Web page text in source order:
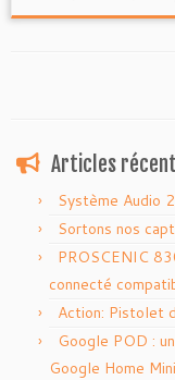
Articles
Système Audio
Sortons nos
PROSCENIC
connecté
Action: Pistolet
Google POD :
Google Home